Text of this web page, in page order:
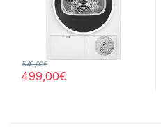
499,00€
549,00€